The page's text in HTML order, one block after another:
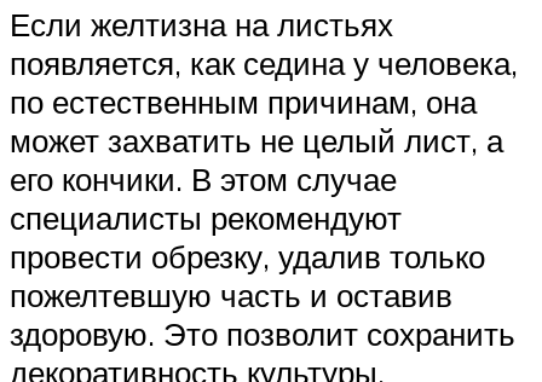
Если желтизна на листьях
появляется, как седина у человека,
по естественным причинам, она
может захватить не целый лист, а
его кончики. В этом случае
специалисты рекомендуют
провести обрезку, удалив только
пожелтевшую часть и оставив
здоровую. Это позволит сохранить
декоративность культуры.